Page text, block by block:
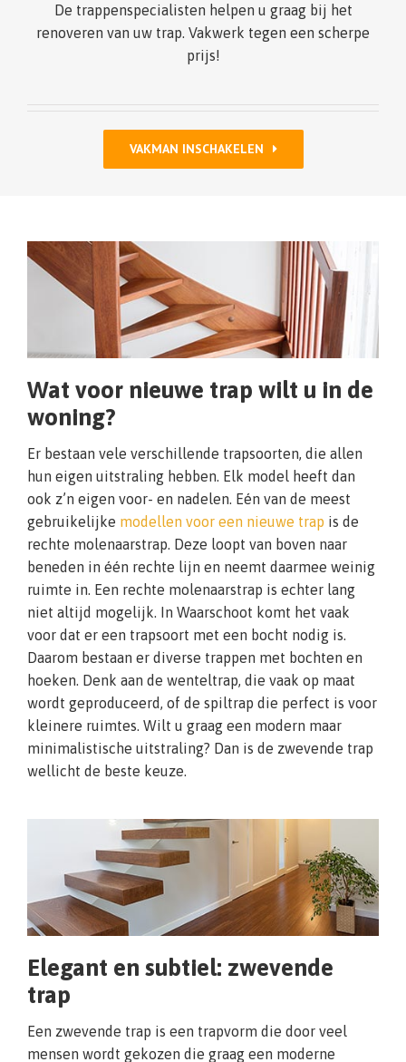
De trappenspecialisten helpen u graag bij het
renoveren van uw trap. Vakwerk tegen een scherpe
prijs!
VAKMAN INSCHAKELEN
Wat voor nieuwe trap wilt u in de
woning?
Er bestaan vele verschillende trapsoorten, die allen
hun eigen uitstraling hebben. Elk model heeft dan
ook z’n eigen voor- en nadelen. Eén van de meest
gebruikelijke modellen voor een nieuwe trap is de
rechte molenaarstrap. Deze loopt van boven naar
beneden in één rechte lijn en neemt daarmee weinig
ruimte in. Een rechte molenaarstrap is echter lang
niet altijd mogelijk. In Waarschoot komt het vaak
voor dat er een trapsoort met een bocht nodig is.
Daarom bestaan er diverse trappen met bochten en
hoeken. Denk aan de wenteltrap, die vaak op maat
wordt geproduceerd, of de spiltrap die perfect is voor
kleinere ruimtes. Wilt u graag een modern maar
minimalistische uitstraling? Dan is de zwevende trap
wellicht de beste keuze.
Elegant en subtiel: zwevende
trap
Een zwevende trap is een trapvorm die door veel
mensen wordt gekozen die graag een moderne